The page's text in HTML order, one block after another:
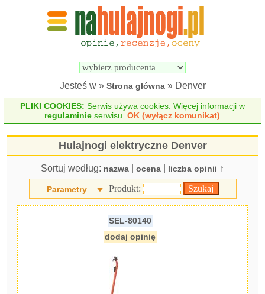
Wyszukiwarka
elektrycznych
Jesteś w » Strona główna» Denver
PLIKI COOKIES: Serwis używa cookies. Więcej informacji w
regulaminie serwisu.OK (wyłącz komunikat)
Hulajnogi elektryczne Denver
Sortuj według: nazwa ocena liczba opinii ↑
Parametry Produkt:
SEL-80140
dodaj opinię